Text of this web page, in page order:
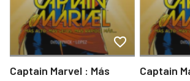
Captain Marvel : Más
Captain